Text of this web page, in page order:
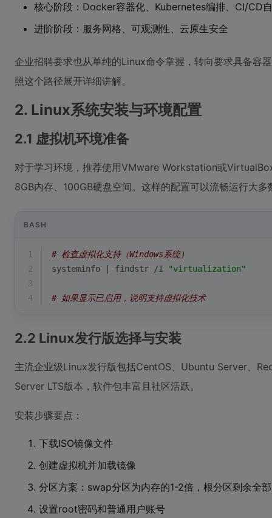
核心阶段：Docker容器化、Kubernetes编排、CI/CD
进阶阶段：服务网格、可观测性、云原生安全
企业招聘要求也从单纯的Linux命令掌握，转向要求具备容
照这个路径展开详细讲解。
2. Linux系统安装与环境配置
2.1 虚拟机环境准备
对于学习环境，推荐使用VMware Workstation或
8GB内存、100GB硬盘空间。这样的配置可以流畅运行大
BASH
1
# 检查虚拟化支持（Windows系统）
2
systeminfo | findstr /I
"virtualization"
3
4
# 如果显示已启用，说明支持虚拟化技术
2.2 Linux发行版选择与安装
主流企业级Linux发行版包括CentOS、Ubuntu Server、
Server LTS版本，软件包丰富且社区活跃。
安装步骤要点：
下载ISO镜像文件
创建虚拟机并加载镜像
分区方案：swap分区为内存的1-2倍，根分区剩余全
设置root密码和普通用户账号